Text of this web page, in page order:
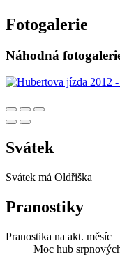
Fotogalerie
Náhodná
Svátek
Svátek má Oldřiška
Pranostiky
Pranostika na akt. měsíc
Moc hub